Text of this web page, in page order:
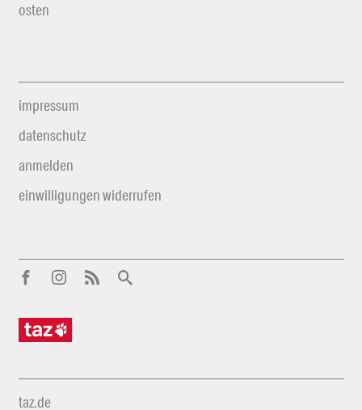
osten
impressum
datenschutz
anmelden
einwilligungen widerrufen
taz.de